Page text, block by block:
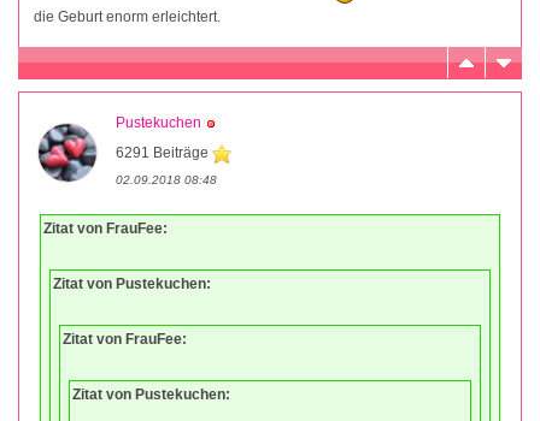
die Geburt enorm erleichtert.
Pustekuchen
6291 Beiträge
02.09.2018 08:48
Zitat von FrauFee:
Zitat von Pustekuchen:
Zitat von FrauFee:
Zitat von Pustekuchen: